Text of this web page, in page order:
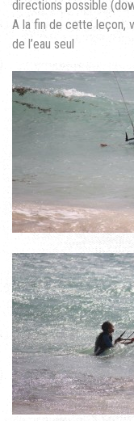
directions possible
A la fin de cette leçon,
de l’eau seul